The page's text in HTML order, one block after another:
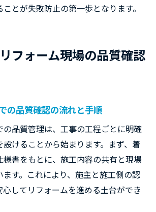
とが失敗防止の第一歩となります。
フォーム現場の品質確認
の品質確認の流れと手順
の品質管理は、工事の工程ごとに明確
けることから始まります。まず、着
書をもとに、施工内容の共有と現場
す。これにより、施主と施工側の認
してリフォームを進める土台ができ